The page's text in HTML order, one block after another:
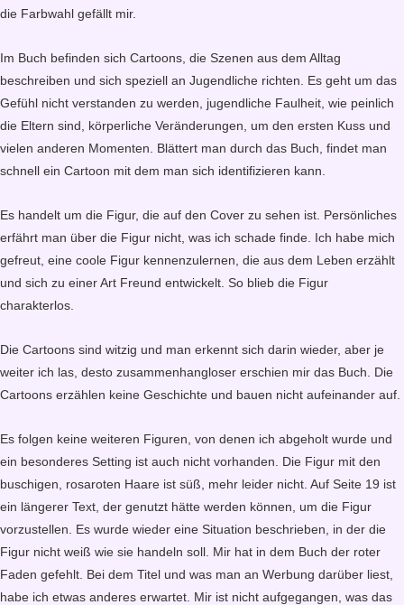
die Farbwahl gefällt mir.
Im Buch befinden sich Cartoons, die Szenen aus dem Alltag
beschreiben und sich speziell an Jugendliche richten. Es geht um das
Gefühl nicht verstanden zu werden, jugendliche Faulheit, wie peinlich
die Eltern sind, körperliche Veränderungen, um den ersten Kuss und
vielen anderen Momenten. Blättert man durch das Buch, findet man
schnell ein Cartoon mit dem man sich identifizieren kann.
Es handelt um die Figur, die auf den Cover zu sehen ist. Persönliches
erfährt man über die Figur nicht, was ich schade finde. Ich habe mich
gefreut, eine coole Figur kennenzulernen, die aus dem Leben erzählt
und sich zu einer Art Freund entwickelt. So blieb die Figur
charakterlos.
Die Cartoons sind witzig und man erkennt sich darin wieder, aber je
weiter ich las, desto zusammenhangloser erschien mir das Buch. Die
Cartoons erzählen keine Geschichte und bauen nicht aufeinander auf.
Es folgen keine weiteren Figuren, von denen ich abgeholt wurde und
ein besonderes Setting ist auch nicht vorhanden. Die Figur mit den
buschigen, rosaroten Haare ist süß, mehr leider nicht. Auf Seite 19 ist
ein längerer Text, der genutzt hätte werden können, um die Figur
vorzustellen. Es wurde wieder eine Situation beschrieben, in der die
Figur nicht weiß wie sie handeln soll. Mir hat in dem Buch der roter
Faden gefehlt. Bei dem Titel und was man an Werbung darüber liest,
habe ich etwas anderes erwartet. Mir ist nicht aufgegangen, was das